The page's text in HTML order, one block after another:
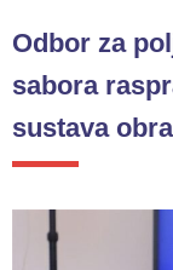
Odbor za
sabora
sustava